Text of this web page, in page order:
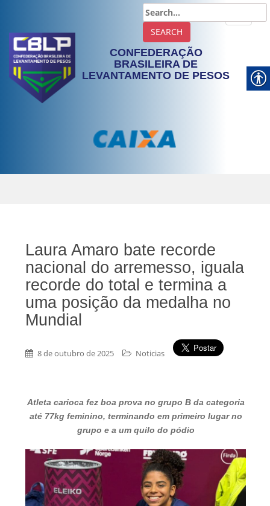
CONFEDERAÇÃO
BRASILEIRA DE
LEVANTAMENTO DE PESOS
Laura Amaro bate recorde
nacional do arremesso, iguala
recorde do total e termina a
uma posição da medalha no
Mundial
8 de outubro de 2025 Noticias
Atleta carioca fez boa prova no grupo B da categoria
até 77kg feminino, terminando em primeiro lugar no
grupo e a um quilo do pódio